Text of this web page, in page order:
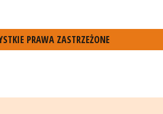
PRAWA ZASTRZEŻONE